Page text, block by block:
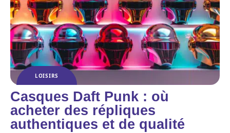
LOISIRS
Casques Daft Punk : où
acheter des répliques
authentiques et de qualité